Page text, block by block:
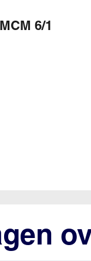
MCM 6/1